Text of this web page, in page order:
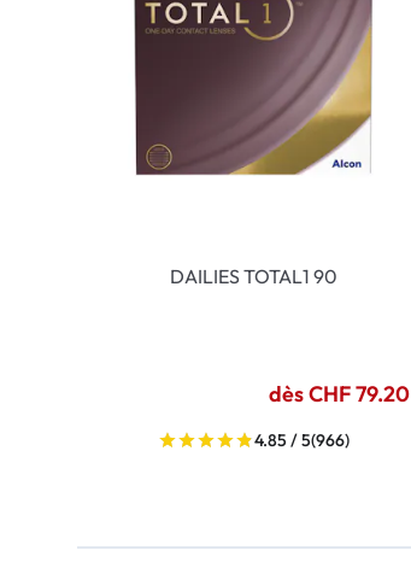
DAILIES TOTAL1 90
dès CHF 79.20
4.85 / 5(966)